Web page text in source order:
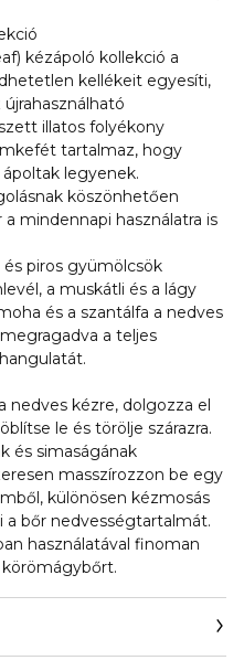
kézápoló kollekció a
kellékeit egyesíti,
illatos folyékony
tartalmaz, hogy
legyenek.
köszönhetően
mindennapi használatra is
és piros gyümölcsök
a muskátli és a lágy
és a szantálfa a nedves
a teljes
nedves kézre, dolgozza el
le és törölje szárazra.
és simaságának
masszírozzon be egy
különösen kézmosás
bőr nedvességtartalmát.
használatával finoman